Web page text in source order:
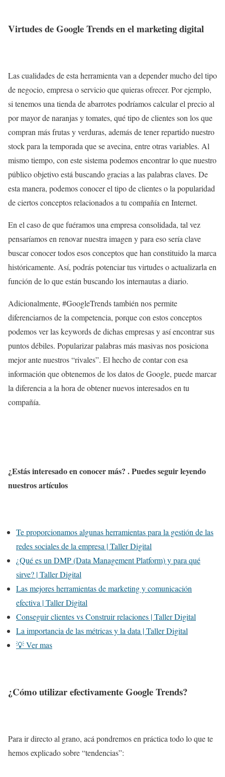
Virtudes de Google Trends en el marketing digital
Las cualidades de esta herramienta van a depender mucho del tipo
de negocio, empresa o servicio que quieras ofrecer. Por ejemplo,
si tenemos una tienda de abarrotes podríamos calcular el precio al
por mayor de naranjas y tomates, qué tipo de clientes son los que
compran más frutas y verduras, además de tener repartido nuestro
stock para la temporada que se avecina, entre otras variables. Al
mismo tiempo, con este sistema podemos encontrar lo que nuestro
público objetivo está buscando gracias a las palabras claves. De
esta manera, podemos conocer el tipo de clientes o la popularidad
de ciertos conceptos relacionados a tu compañía en Internet.
En el caso de que fuéramos una empresa consolidada, tal vez
pensaríamos en renovar nuestra imagen y para eso sería clave
buscar conocer todos esos conceptos que han constituido la marca
históricamente. Así, podrás potenciar tus virtudes o actualizarla en
función de lo que están buscando los internautas a diario.
Adicionalmente, #GoogleTrends también nos permite
diferenciarnos de la competencia, porque con estos conceptos
podemos ver las keywords de dichas empresas y así encontrar sus
puntos débiles. Popularizar palabras más masivas nos posiciona
mejor ante nuestros “rivales”. El hecho de contar con esa
información que obtenemos de los datos de Google, puede marcar
la diferencia a la hora de obtener nuevos interesados en tu
compañía.
¿Estás interesado en conocer más? . Puedes seguir leyendo
nuestros artículos
Te proporcionamos algunas herramientas para la gestión de las
redes sociales de la empresa | Taller Digital
¿Qué es un DMP (Data Management Platform) y para qué
sirve? | Taller Digital
Las mejores herramientas de marketing y comunicación
efectiva | Taller Digital
Conseguir clientes vs Construir relaciones | Taller Digital
La importancia de las métricas y la data | Taller Digital
💡 Ver mas
¿Cómo utilizar efectivamente Google Trends?
Para ir directo al grano, acá pondremos en práctica todo lo que te
hemos explicado sobre “tendencias”: